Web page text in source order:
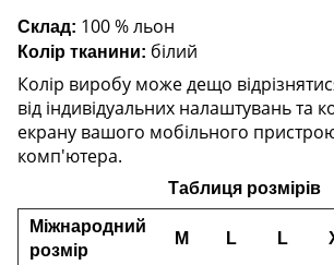
Склад: 100% льон
Колір тканини: білий
Колір виробу може дещо
від індивідуальних налаштувань та
екрану вашого мобільного
комп'ютера.
Таблиця розмірів
Міжнародний
розмір
M L L